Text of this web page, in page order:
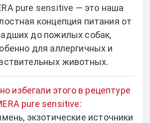
pure sensitive — это наша
концепция питания от
до пожилых собак,
для аллергичных и
животных.
избегали этого в рецептуре
pure sensitive:
экзотические источники